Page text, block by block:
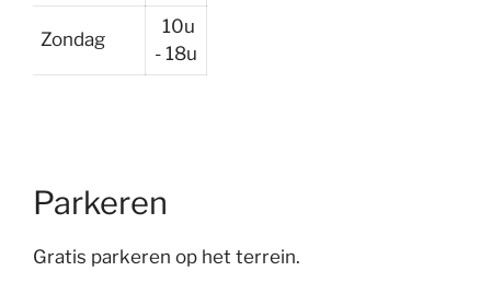
Zondag
10u
- 18u
Parkeren
Gratis parkeren op het terrein.